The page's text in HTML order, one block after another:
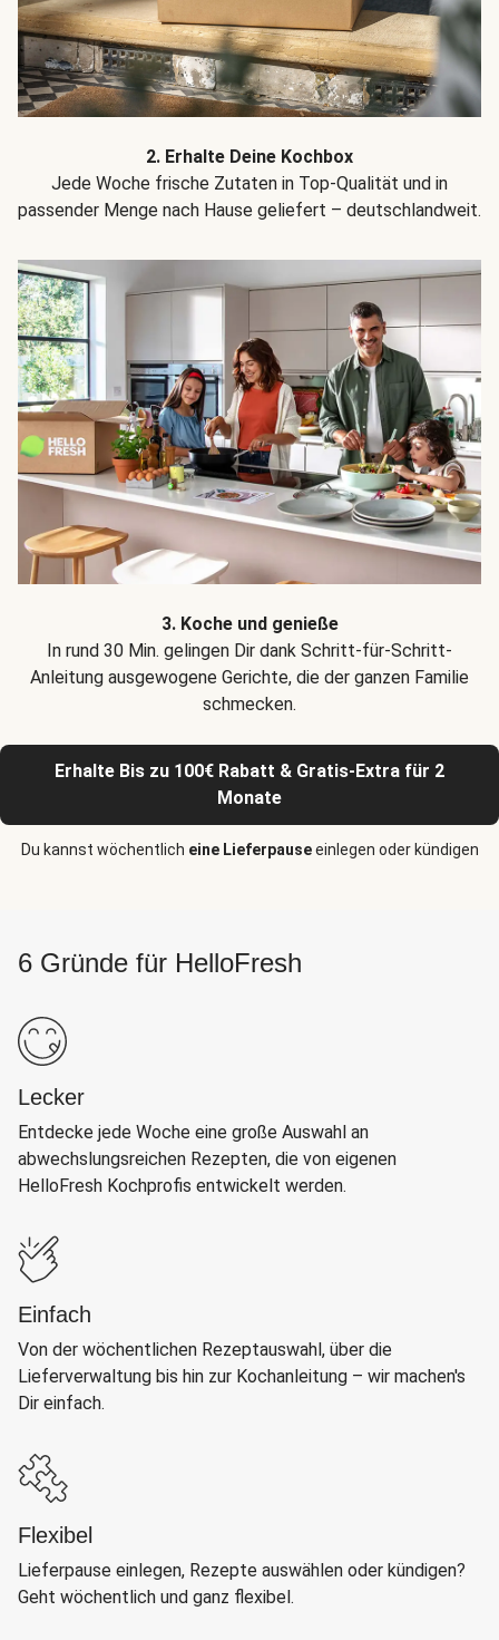
2. Erhalte Deine Kochbox
Jede Woche frische Zutaten in Top-Qualität und in
passender Menge nach Hause geliefert – deutschlandweit.
3. Koche und genieße
In rund 30 Min. gelingen Dir dank Schritt-für-Schritt-
Anleitung ausgewogene Gerichte, die der ganzen Familie
schmecken.
Erhalte Bis zu 100€ Rabatt & Gratis-Extra für 2
Monate
Du kannst wöchentlich eine Lieferpauseeinlegen oder kündigen
6 Gründe für HelloFresh
Lecker
Entdecke jede Woche eine große Auswahl an
abwechslungsreichen Rezepten, die von eigenen
HelloFresh Kochprofis entwickelt werden.
Einfach
Von der wöchentlichen Rezeptauswahl, über die
Lieferverwaltung bis hin zur Kochanleitung – wir machen's
Dir einfach.
Flexibel
Lieferpause einlegen, Rezepte auswählen oder kündigen?
Geht wöchentlich und ganz flexibel.